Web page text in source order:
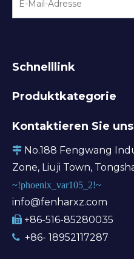
Schnelllink
Produktkategorie
Kontaktieren Sie uns
 No.188 Fengwang
Zone, Liuji Town,
~!phoenix_var105_2!~
info@fenharxz.com
 +86-516-85280035
 +86- 18952117287